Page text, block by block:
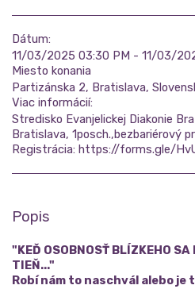
Dátum:
11/03/2025 03:30 PM - 11/03/
Miesto konania
Partizánska 2, Bratislava,
Viac informácií:
Stredisko Evanjelickej Diakonie
Bratislava, 1posch.,bezbariérový
Registrácia: https://forms.gle/
Popis
"KEĎ OSOBNOSŤ BLÍZKEHO
TIEŇ..."
Robí nám to naschvál alebo je